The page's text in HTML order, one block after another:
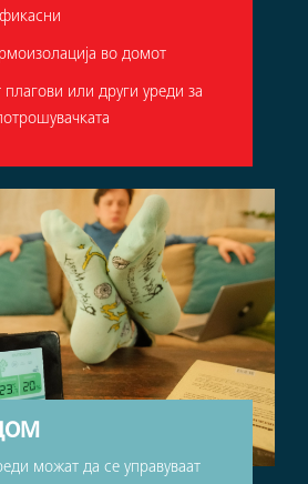
во домот
плагови или други уреди за
можат да се управуваат